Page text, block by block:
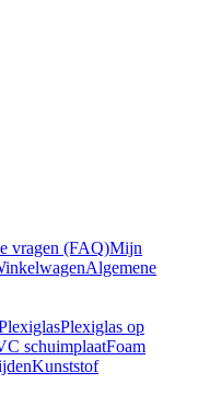
vragen (FAQ)Mijn
Algemene
Plexiglas op
schuimplaatFoam
Kunststof